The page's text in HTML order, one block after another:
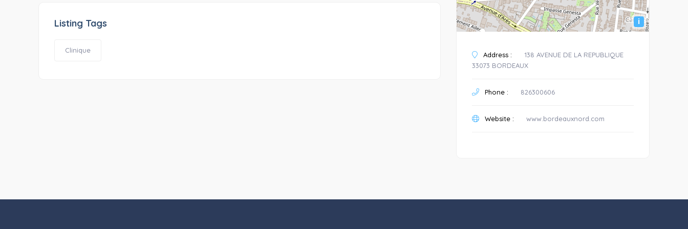
Listing Tags
Clinique
i
Address :
138 AVENUE DE LA REPUBLIQUE
33073 BORDEAUX
Phone : 826300606
Website : www.bordeauxnord.com